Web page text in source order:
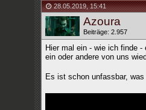
28.05.2019,15:41
Azoura
Beiträge: 2.957
Hier mal ein - wie ich finde
ein oder andere von uns
Es ist schon unfassbar,